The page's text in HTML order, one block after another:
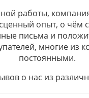
работы,
опыт, о чём
письма и
многие из
постоянными.
о нас из